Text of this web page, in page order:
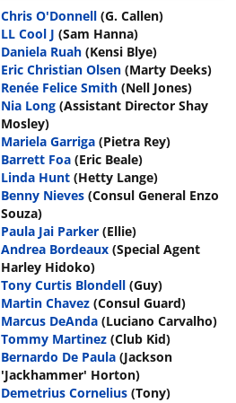
Chris O'Donnell (G. Callen)
LL Cool J (Sam Hanna)
Daniela Ruah (Kensi Blye)
Eric Christian Olsen (Marty Deeks)
Renée Felice Smith (Nell Jones)
Nia Long (Assistant Director Shay
Mosley)
Mariela Garriga (Pietra Rey)
Barrett Foa (Eric Beale)
Linda Hunt (Hetty Lange)
Benny Nieves (Consul General Enzo
Souza)
Paula Jai Parker (Ellie)
Andrea Bordeaux (Special Agent
Harley Hidoko)
Tony Curtis Blondell (Guy)
Martin Chavez (Consul Guard)
Marcus DeAnda (Luciano Carvalho)
Tommy Martinez (Club Kid)
Bernardo De Paula (Jackson
'Jackhammer' Horton)
Demetrius Cornelius (Tony)